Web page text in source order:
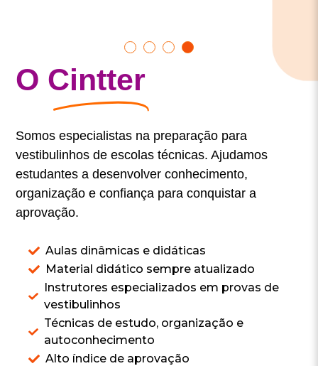
O Cintter
Somos especialistas na preparação para
vestibulinhos de escolas técnicas. Ajudamos
estudantes a desenvolver conhecimento,
organização e confiança para conquistar a
aprovação.
Aulas dinâmicas e didáticas
Material didático sempre atualizado
Instrutores especializados em provas de
vestibulinhos
Técnicas de estudo, organização e
autoconhecimento
Alto índice de aprovação